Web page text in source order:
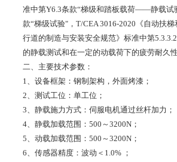
准中第Y6.3条款“梯级和踏板载荷——静载试
款“梯级试验"，T/CEA 3016-2020《自动扶
行道的制造与安装安全规范》标准中第
的静载测试和在一定的动载荷下的疲劳耐久
二、主要技术参数：
1、设备框架：钢制架构，外面烤漆；
2、测试工位：单工位；
3、静载施力方式：伺服电机通过丝杆加力；
4、静载加载范围：500～3200N；
5、动载加载范围：500～3200N；
6、传感器精度：波动＜1.0% ；